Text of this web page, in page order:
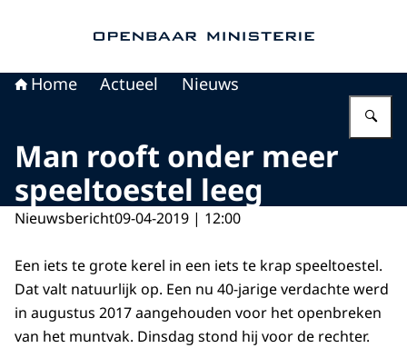
Home Actueel Nieuws
Man rooft onder meer
speeltoestel leeg
Nieuwsbericht09-04-2019 | 12:00
Een iets te grote kerel in een iets te krap speeltoestel.
Dat valt natuurlijk op. Een nu 40-jarige verdachte werd
in augustus 2017 aangehouden voor het openbreken
van het muntvak. Dinsdag stond hij voor de rechter.